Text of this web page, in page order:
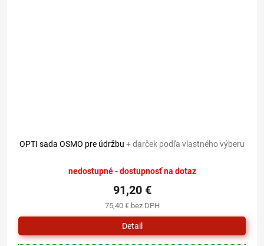
OPTI sada OSMO pre údržbu + darček podľa vlastného výberu
nedostupné - dostupnosť na dotaz
75,40 € bez DPH
91,20 €
Detail